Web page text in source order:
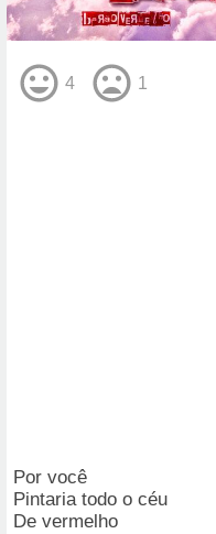
4 1
Por você
Pintaria todo o céu
De vermelho